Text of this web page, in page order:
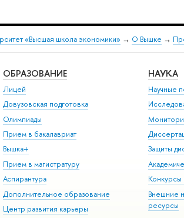
«Высшая школа экономики» → О Вышке →
ОБРАЗОВАНИЕ
Лицей
Довузовская подготовка
Олимпиады
Прием в бакалавриат
Вышка+
Прием в магистратуру
Аспирантура
Дополнительное образование
Центр развития карьеры
НАУКА
Научные
Защиты
Конкурсы
Внешние
ресурсы